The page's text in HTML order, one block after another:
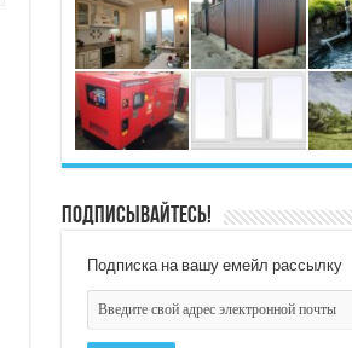
Подписывайтесь!
Подписка на вашу емейл рассылку